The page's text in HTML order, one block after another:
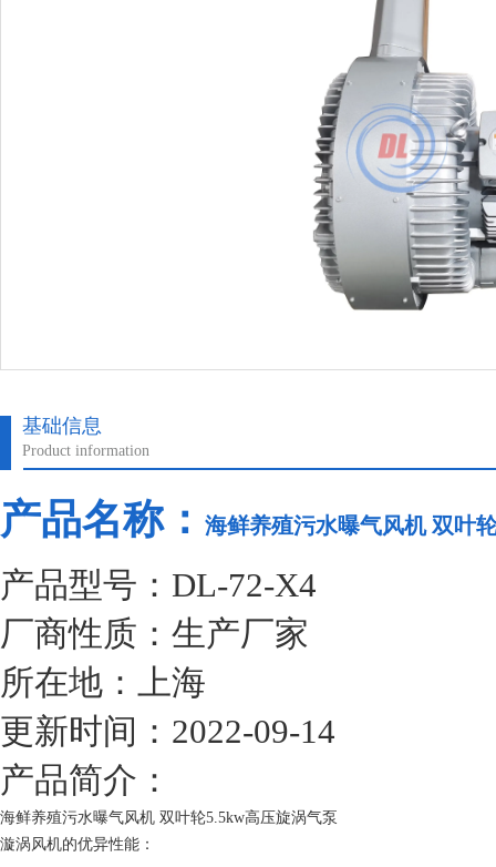
基础信息
Product information
产品名称： 海鲜养殖污水曝气风机 双叶
产品型号：DL-72-X4
厂商性质：生产厂家
所在地：上海
更新时间：2022-09-14
产品简介：
海鲜养殖污水曝气风机 双叶轮5.5kw高压旋涡气泵
漩涡风机的优异性能：